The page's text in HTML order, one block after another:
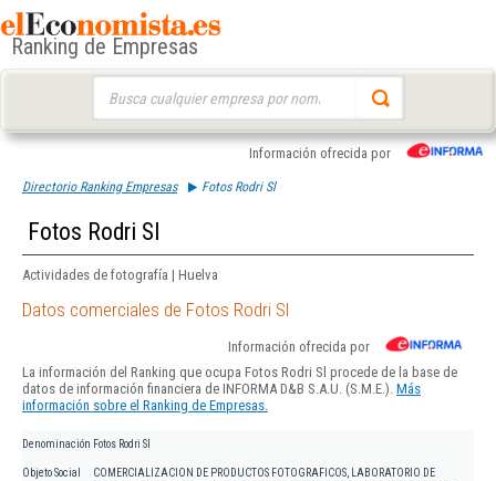
Ranking de Empresas
Información ofrecida por
Directorio Ranking Empresas Fotos Rodri Sl
Fotos Rodri Sl
Actividades de fotografía | Huelva
Datos comerciales de Fotos Rodri Sl
Información ofrecida por
La información del Ranking que ocupa Fotos Rodri Sl procede de la base de
datos de información financiera de INFORMA D&B S.A.U. (S.M.E.). Más
información sobre el Ranking de Empresas.
Denominación Fotos Rodri Sl
Objeto Social
COMERCIALIZACION DE PRODUCTOS FOTOGRAFICOS, LABORATORIO DE